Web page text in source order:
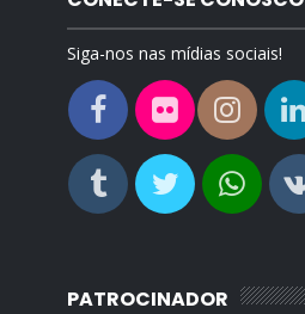
Siga-nos nas mídias sociais!
PATROCINADOR